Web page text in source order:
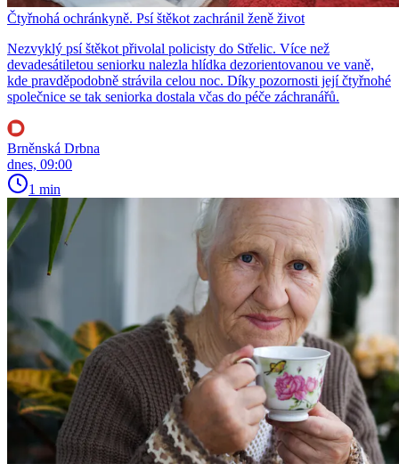
Čtyřnohá ochránkyně. Psí štěkot zachránil ženě život
Nezvyklý psí štěkot přivolal policisty do Střelic. Více než
devadesátiletou seniorku nalezla hlídka dezorientovanou ve vaně,
kde pravděpodobně strávila celou noc. Díky pozornosti její čtyřnohé
společnice se tak seniorka dostala včas do péče záchranářů.
Brněnská Drbna
dnes, 09:00
1 min